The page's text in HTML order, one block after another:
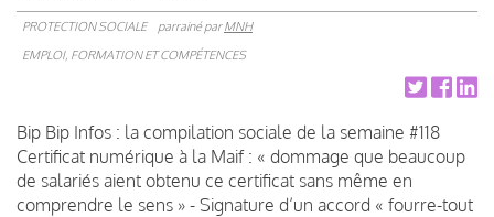
PROTECTION SOCIALE parrainé parMNH
EMPLOI, FORMATION ET COMPÉTENCES
Bip Bip Infos : la compilation sociale de la semaine #118
Certificat numérique à la Maif : « dommage que beaucoup
de salariés aient obtenu ce certificat sans même en
comprendre le sens » - Signature d’un accord « fourre-tout